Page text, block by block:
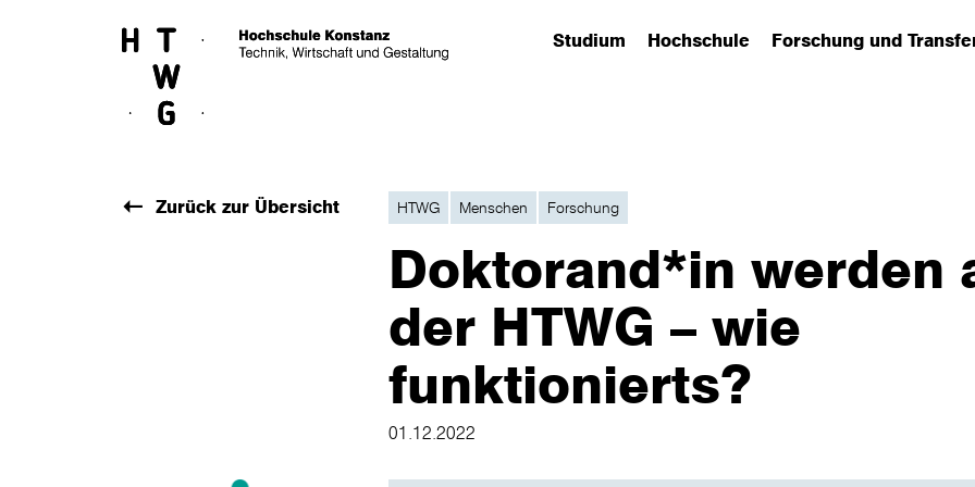
Studium
(has submenu)Hochschule
(has submenu)Forschung und
(has submenu)
Zurück zur Übersicht HTWG Menschen Forschung
Doktorand*in werden
der HTWG – wie
funktionierts?
01.12.2022